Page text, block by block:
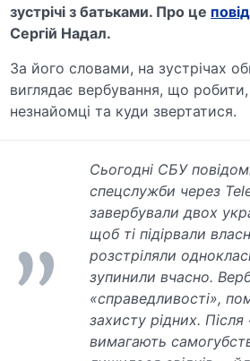
зустрічі з батьками. Про це
Сергій Надал.
За його словами, на зустрічах
виглядає вербування, що
незнайомці та куди звертатися.
Сьогодні СБУ
спецслужби через
завербували двох
щоб ті підірвали
розстріляли
зупинили вчасно.
«справедливості»,
захисту рідних. Після
вимагають